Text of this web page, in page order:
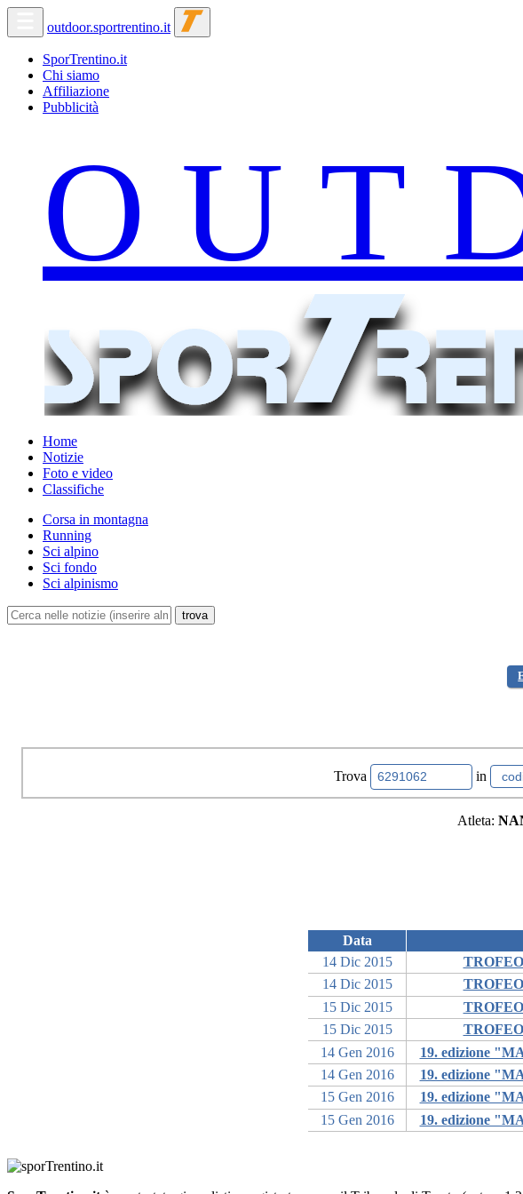
outdoor.sportrentino.it
SporTrentino.it
Chi siamo
Affiliazione
Pubblicità
Home
Notizie
Foto e video
Classifiche
Corsa in montagna
Running
Sci alpino
Sci fondo
Sci alpinismo
Trova
in
Atleta:
Data
14 Dic 2015
14 Dic 2015
15 Dic 2015
15 Dic 2015
14 Gen 2016
19. edizione
14 Gen 2016
19. edizione
15 Gen 2016
19. edizione
15 Gen 2016
19. edizione